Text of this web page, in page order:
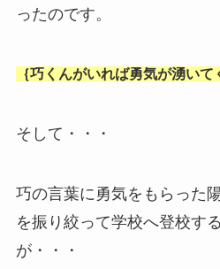
ったのです。
｛巧くんがいれば勇気が湧い
そして・・・
巧の言葉に勇気をもらった
を振り絞って学校へ登校す
が・・・